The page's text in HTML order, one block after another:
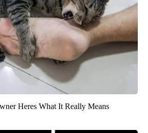
Heres What It Really Means